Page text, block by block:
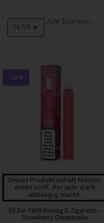
FILTER
-10%
Dieses Produkt enhält Nikotin:
einen Stoff, der sehr stark
abhängig macht.
Elf Bar T600 Einweg E-Zigarette -
Strawberry Cheesecake